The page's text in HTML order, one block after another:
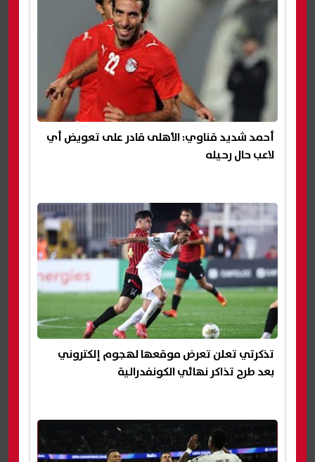
أحمد شديد قناوي: الأهلى قادر على تعويض أي
لاعب حال رحيله
تذكرتي تعلن تعرض موقعها لهجوم إلكتروني
بعد طرح تذاكر نهائي الكونفدرالية